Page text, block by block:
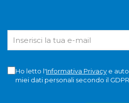
Ho letto l'Informativa Privacye
miei dati personali secondo il GDPR